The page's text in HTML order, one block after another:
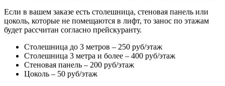
Если в вашем заказе есть столешница, стеновая панель или
цоколь, которые не помещаются в лифт, то занос по этажам
будет рассчитан согласно прейскуранту.
Столешница до 3 метров – 250 руб/этаж
Столешница 3 метра и более – 400 руб/этаж
Стеновая панель – 200 руб/этаж
Цоколь – 50 руб/этаж